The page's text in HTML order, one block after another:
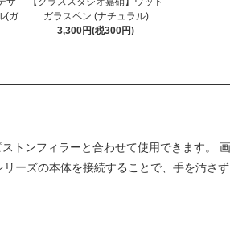
(ガ
ガラスペン (ナチュラル)
3,300円(税300円)
トンフィラーと合わせて使用できます。
ーズの本体を接続することで、手を汚さず